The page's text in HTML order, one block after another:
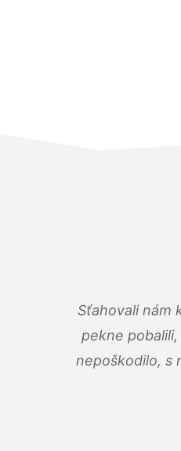
Sťahovali nám
pekne
nepoškodilo, s